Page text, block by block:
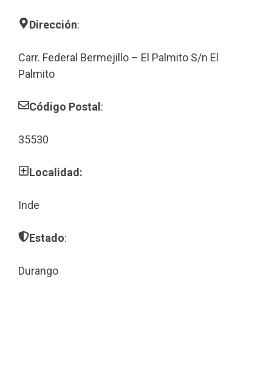
Dirección:
Carr. Federal Bermejillo – El Palmito S/n El
Palmito
Código Postal:
35530
Localidad:
Inde
Estado:
Durango